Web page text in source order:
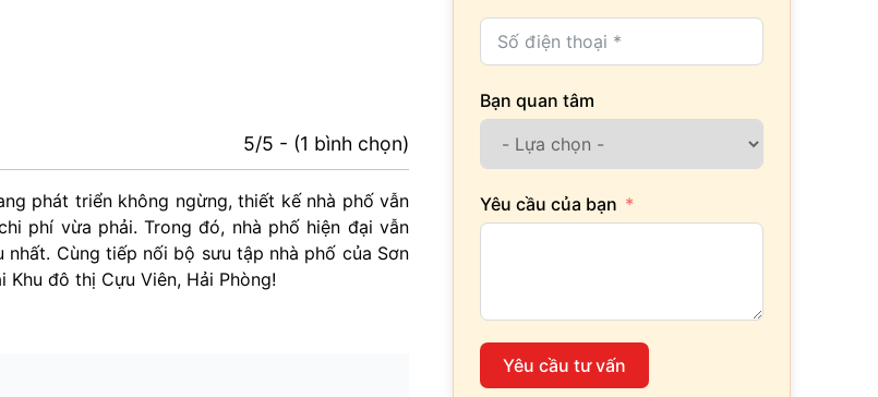
5/5 - (1 bình chọn)
phát triển không ngừng, thiết kế nhà phố vẫn
phí vừa phải. Trong đó, nhà phố hiện đại vẫn
Cùng tiếp nối bộ sưu tập nhà phố của Sơn
đô thị Cựu Viên, Hải Phòng!
Bạn quan tâm
Yêu cầu của bạn
Yêu cầu tư vấn